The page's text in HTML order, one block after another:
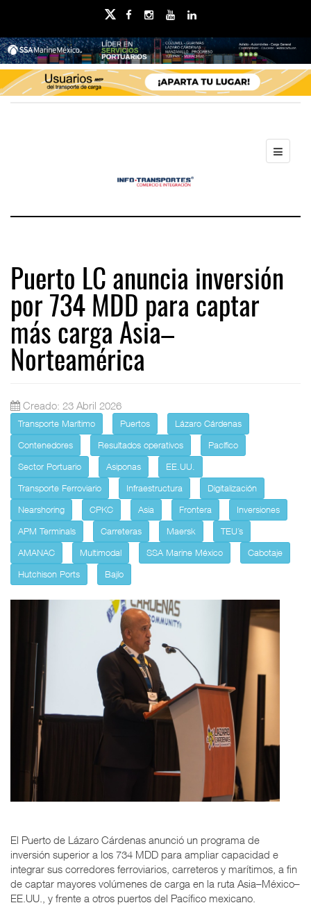
Puerto LC anuncia inversión
por 734 MDD para captar
más carga Asia–
Norteamérica
Creado: 23 Abril 2026
Transporte Marítimo Puertos
Lázaro Cárdenas
Contenedores
Resultados operativos
Pacífico
Sector Portuario
Asiponas
EE.UU.
Transporte Ferroviario
Infraestructura
Digitalización
Nearshoring
CPKC Asia Frontera
Inversiones
APM Terminals
Carreteras Maersk
TEU´s
AMANAC
Multimodal SSA Marine México
Cabotaje
Hutchison Ports
Bajío
El Puerto de Lázaro Cárdenas anunció un programa de
inversión superior a los 734 MDD para ampliar capacidad e
integrar sus corredores ferroviarios, carreteros y marítimos, a fin
de captar mayores volúmenes de carga en la ruta Asia–México–
EE.UU., y frente a otros puertos del Pacífico mexicano.